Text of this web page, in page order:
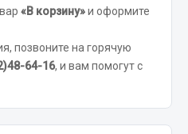
«В корзину»и оформите
позвоните на горячую
64-16, и вам помогут с